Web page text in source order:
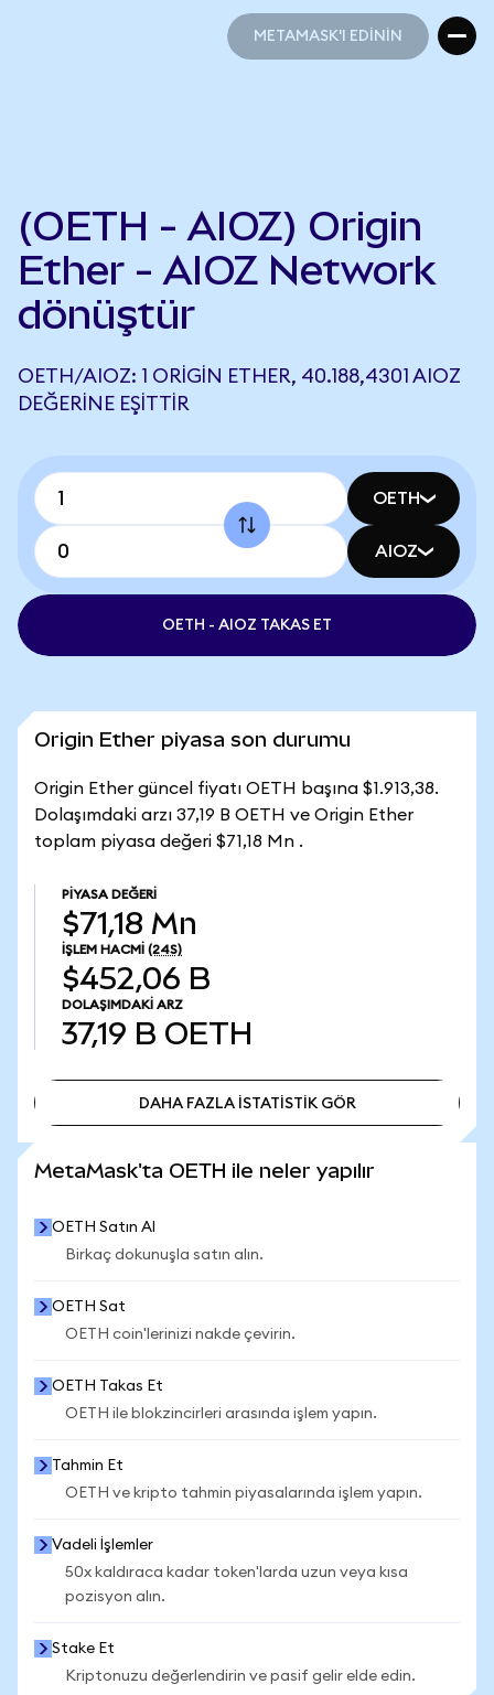
METAMASK'I EDİNİN
(OETH - AIOZ) Origin
Ether - AIOZ Network
dönüştür
OETH/AIOZ: 1 ORIGIN ETHER, 40.188,4301 AIOZ
DEĞERINE EŞITTIR
OETH
AIOZ
OETH - AIOZ TAKAS ET
Origin Ether piyasa son durumu
Origin Ether güncel fiyatı OETH başına $1.913,38.
Dolaşımdaki arzı 37,19 B OETH ve Origin Ether
toplam piyasa değeri $71,18 Mn .
PIYASA DEĞERI
$71,18 Mn
İŞLEM HACMI (24S)
$452,06 B
DOLAŞIMDAKI ARZ
37,19 B OETH
DAHA FAZLA İSTATİSTİK GÖR
MetaMask'ta OETH ile neler yapılır
OETH Satın Al
Birkaç dokunuşla satın alın.
OETH Sat
OETH coin'lerinizi nakde çevirin.
OETH Takas Et
OETH ile blokzincirleri arasında işlem yapın.
Tahmin Et
OETH ve kripto tahmin piyasalarında işlem yapın.
Vadeli İşlemler
50x kaldıraca kadar token'larda uzun veya kısa
pozisyon alın.
Stake Et
Kriptonuzu değerlendirin ve pasif gelir elde edin.